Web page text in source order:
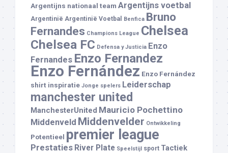
Argentijns nationaal team Argentijns voetbal
Argentinië Argentinië Voetbal Benfica Bruno
Fernandes Champions League Chelsea
Chelsea FC Defensa y Justicia Enzo
Fernandes Enzo Fernandez
Enzo Fernández Enzo Fernández
shirt inspiratie Jonge spelers Leiderschap
manchester united
ManchesterUnited Mauricio Pochettino
Middenveld Middenvelder Ontwikkeling
Potentieel premier league
Prestaties River Plate Speelstijl sport Tactiek